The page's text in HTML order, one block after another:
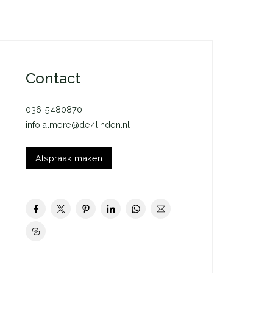
Contact
036-5480870
info.almere@de4linden.nl
Afspraak maken